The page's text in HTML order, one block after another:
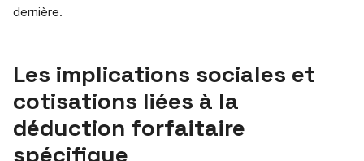
dernière.
Les implications sociales et
cotisations liées à la
déduction forfaitaire
spécifique